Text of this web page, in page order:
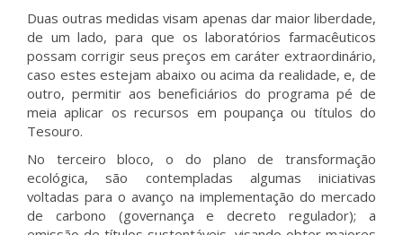
Duas outras medidas visam apenas dar maior liberdade,
de um lado, para que os laboratórios farmacêuticos
possam corrigir seus preços em caráter extraordinário,
caso estes estejam abaixo ou acima da realidade, e, de
outro, permitir aos beneficiários do programa pé de
meia aplicar os recursos em poupança ou títulos do
Tesouro.
No terceiro bloco, o do plano de transformação
ecológica, são contempladas algumas iniciativas
voltadas para o avanço na implementação do mercado
de carbono (governança e decreto regulador); a